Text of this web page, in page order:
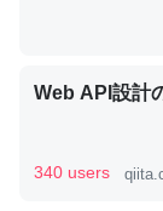
類は苦労し
─ニュース :: 【
いのか」に関す
Web API設計
340 users